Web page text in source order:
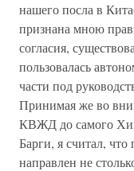
нашего посла в
признана мною
согласия,
пользовалась
части под
Принимая же во
КВЖД до самого
Барги, я считал,
направлен не